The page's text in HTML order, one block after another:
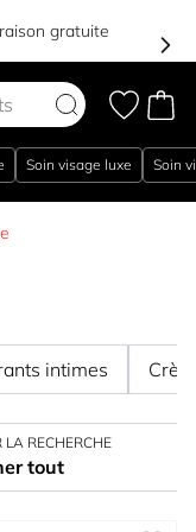
gratuite
Soin visage luxe Soin
intimes
LA RECHERCHE
tout